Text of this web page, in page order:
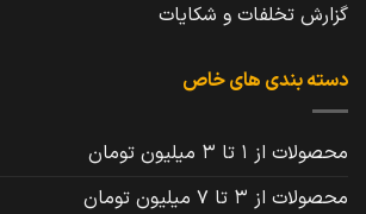
گزارش تخلفات و شکایات
دسته بندی های خاص
محصولات از 1 تا 3 میلیون تومان
محصولات از 3 تا 7 میلیون تومان